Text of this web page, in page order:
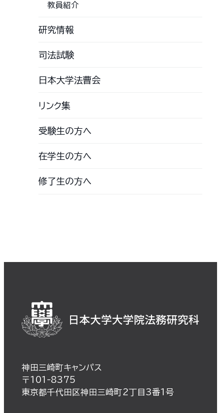
教員紹介
研究情報
司法試験
日本大学法曹会
リンク集
受験生の方へ
在学生の方へ
修了生の方へ
神田三崎町キャンパス
〒101-8375
東京都千代田区神田三崎町2丁目3番1号